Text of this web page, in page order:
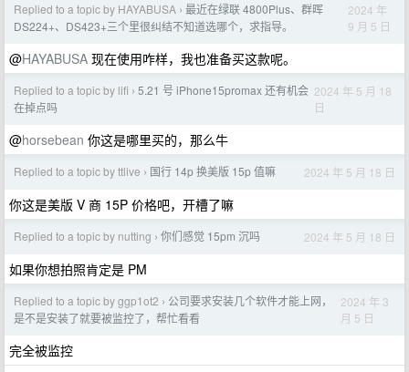
Replied to a topic by HAYABUSA › 最近在绿联 4800Plus、群晖
DS224+、DS423+三个里很纠结不知道选哪个，求指导。
2024 年
9 月 5 日
@HAYABUSA 现在使用咋样，我也准备买这款呢。
Replied to a topic by lifi › 5.21 号 iPhone15promax 还有机会
在掉点吗
2024 年 5 月 18
日
@horsebean 你这是哪里买的，那么牛
Replied to a topic by ttlive › 国行 14p 换美版 15p 值嘛 2024 年 5 月 18 日
你这是美版 V 商 15P 价格吧，开槽了嘛
Replied to a topic by nutting › 你们感觉 15pm 沉吗 2024 年 5 月 18 日
如果你想拍照肯定是 PM
Replied to a topic by ggp1ot2 › 公司要求安装几个软件才能上网，
是不是安装了就要被监控了，帮忙看看
2024 年 3
月 5 日
完全被监控